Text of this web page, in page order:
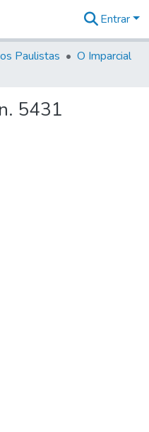
Entrar
Paulistas
O Imparcial
5431